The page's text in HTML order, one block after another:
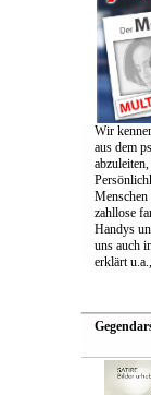
Wir
aus dem
zahllose
Handys
uns auch
erklärt